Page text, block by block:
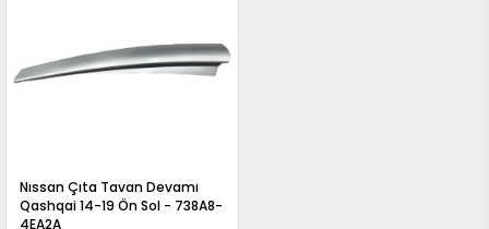
Nıssan Çıta Tavan Devamı
Qashqai 14-19 Ön Sol - 738A8-
4EA2A